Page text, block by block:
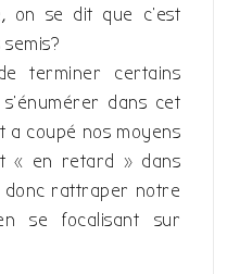
on se dit que c’est
terminer certains
dans cet
a coupé nos moyens
« en retard » dans
donc rattraper notre
se focalisant sur